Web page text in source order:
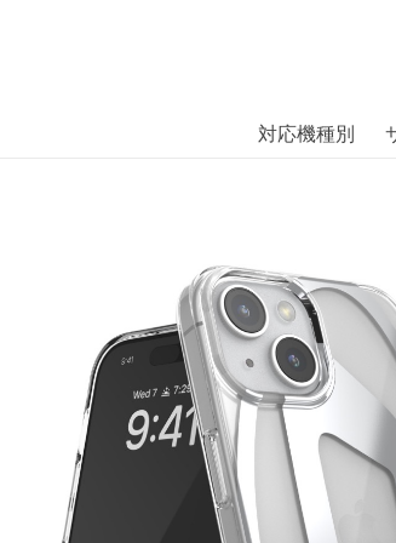
には、日本では珍しい「海外ブランド」
対応機種別